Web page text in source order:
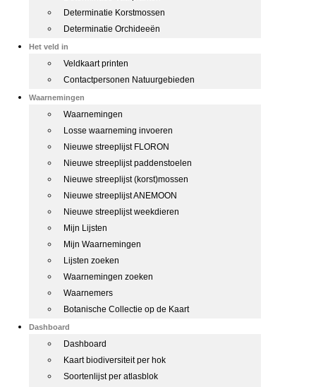
Determinatie Korstmossen
Determinatie Orchideeën
Het veld in
Veldkaart printen
Contactpersonen Natuurgebieden
Waarnemingen
Waarnemingen
Losse waarneming invoeren
Nieuwe streeplijst FLORON
Nieuwe streeplijst paddenstoelen
Nieuwe streeplijst (korst)mossen
Nieuwe streeplijst ANEMOON
Nieuwe streeplijst weekdieren
Mijn Lijsten
Mijn Waarnemingen
Lijsten zoeken
Waarnemingen zoeken
Waarnemers
Botanische Collectie op de Kaart
Dashboard
Dashboard
Kaart biodiversiteit per hok
Soortenlijst per atlasblok